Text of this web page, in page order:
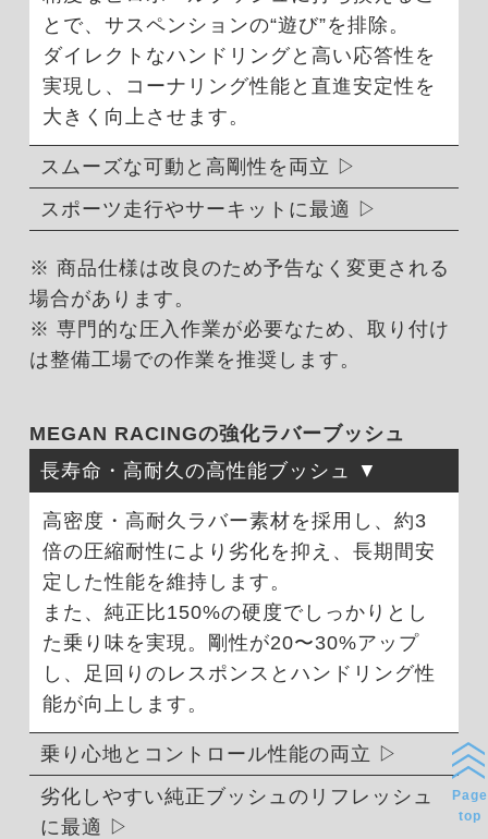
とで、サスペンションの“遊び”を排除。
ダイレクトなハンドリングと高い応答性を
実現し、コーナリング性能と直進安定性を
大きく向上させます。
スムーズな可動と高剛性を両立
スポーツ走行やサーキットに最適
※ 商品仕様は改良のため予告なく変更される
場合があります。
※ 専門的な圧入作業が必要なため、取り付け
は整備工場での作業を推奨します。
MEGAN RACINGの強化ラバーブッシュ
長寿命・高耐久の高性能ブッシュ
高密度・高耐久ラバー素材を採用し、約3
倍の圧縮耐性により劣化を抑え、長期間安
定した性能を維持します。
また、純正比150%の硬度でしっかりとし
た乗り味を実現。剛性が20〜30%アップ
し、足回りのレスポンスとハンドリング性
能が向上します。
乗り心地とコントロール性能の両立
劣化しやすい純正ブッシュのリフレッシュ
に最適
Page
top